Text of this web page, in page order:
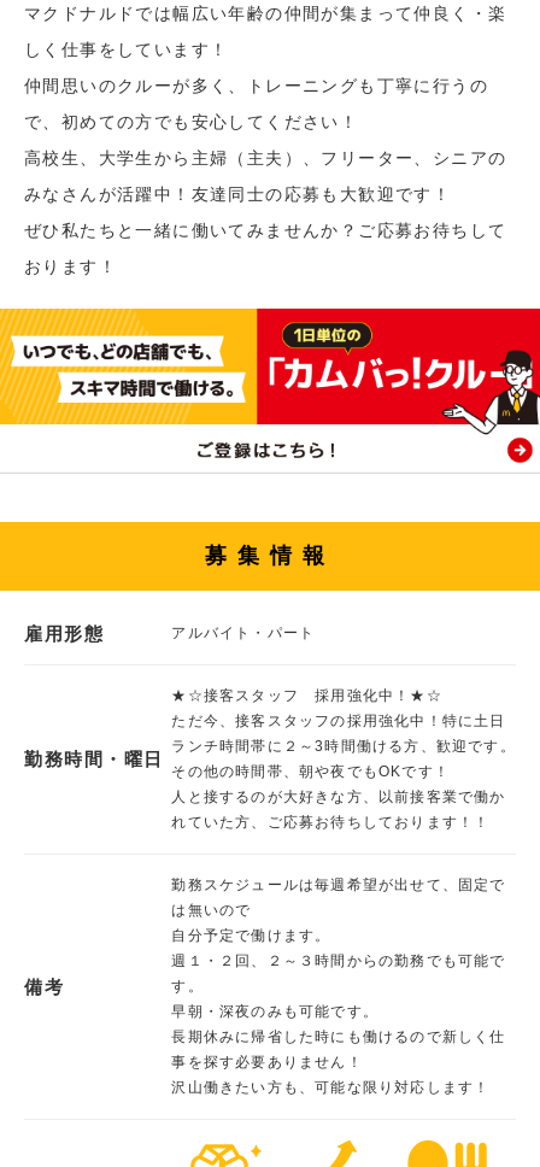
マクドナルドでは幅広い年齢の仲間が集まって仲良く・楽
しく仕事をしています！
仲間思いのクルーが多く、トレーニングも丁寧に行うの
で、初めての方でも安心してください！
高校生、大学生から主婦（主夫）、フリーター、シニアの
みなさんが活躍中！友達同士の応募も大歓迎です！
ぜひ私たちと一緒に働いてみませんか？ご応募お待ちして
おります！
募集情報
雇用形態 アルバイト・パート
勤務時間・曜日
★☆接客スタッフ 採用強化中！★☆
ただ今、接客スタッフの採用強化中！特に土日
ランチ時間帯に２～3時間働ける方、歓迎です。
その他の時間帯、朝や夜でもOKです！
人と接するのが大好きな方、以前接客業で働か
れていた方、ご応募お待ちしております！！
備考
勤務スケジュールは毎週希望が出せて、固定で
は無いので
自分予定で働けます。
週１・２回、２～３時間からの勤務でも可能で
す。
早朝・深夜のみも可能です。
長期休みに帰省した時にも働けるので新しく仕
事を探す必要ありません！
沢山働きたい方も、可能な限り対応します！